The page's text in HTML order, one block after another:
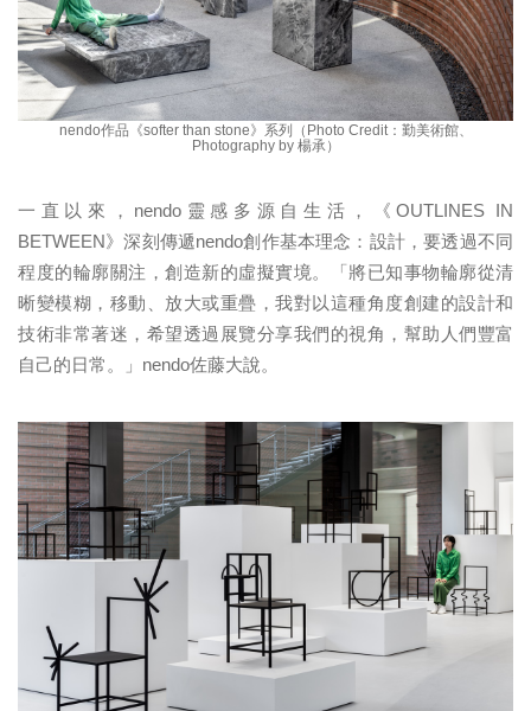
nendo作品《softer than stone》系列（Photo Credit：勤美術館、
Photography by 楊承）
一直以來，nendo靈感多源自生活，《OUTLINES IN
BETWEEN》深刻傳遞nendo創作基本理念：設計，要透過不同
程度的輪廓關注，創造新的虛擬實境。「將已知事物輪廓從清
晰變模糊，移動、放大或重疊，我對以這種角度創建的設計和
技術非常著迷，希望透過展覽分享我們的視角，幫助人們豐富
自己的日常。」nendo佐藤大說。